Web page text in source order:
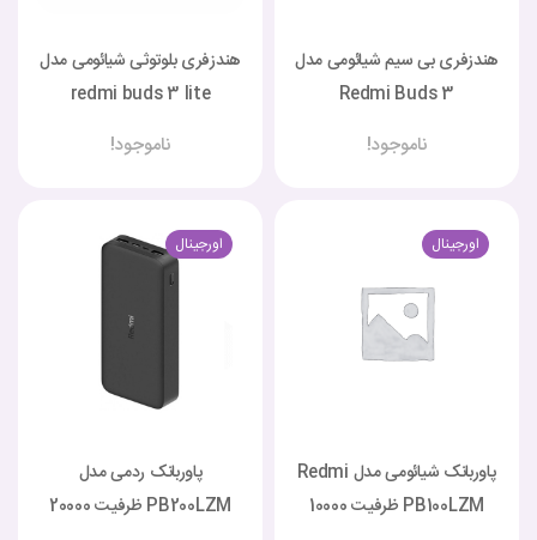
هندزفری بی سیم شیائومی مدل
Redmi Buds 3
ناموجود!
هندزفری بلوتوثی شیائومی مدل
redmi buds 3 lite
ناموجود!
اورجینال
پاوربانک شیائومی مدل Redmi
PB100LZM ظرفیت 10000
اورجینال
پاوربانک ردمی مدل
PB200LZM ظرفیت 20000